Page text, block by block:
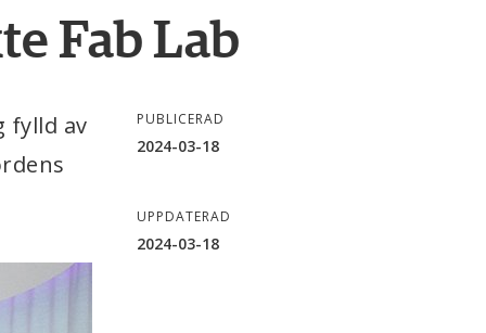
Fab Lab
fylld av
PUBLICERAD
2024-03-18
UPPDATERAD
2024-03-18